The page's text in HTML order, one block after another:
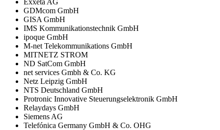
GDMcom GmbH
GISA GmbH
IMS Kommunikationstechnik GmbH
ipoque GmbH
M-net Telekommunikations GmbH
MITNETZ STROM
ND SatCom GmbH
net services Gmbh & Co. KG
Netz Leipzig GmbH
NTS Deutschland GmbH
Protronic Innovative Steuerungselektronik GmbH
Relaydays GmbH
Siemens AG
Telefónica Germany GmbH & Co. OHG